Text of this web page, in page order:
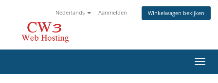
Nederlands Aanmelden Winkelwagen bekijken